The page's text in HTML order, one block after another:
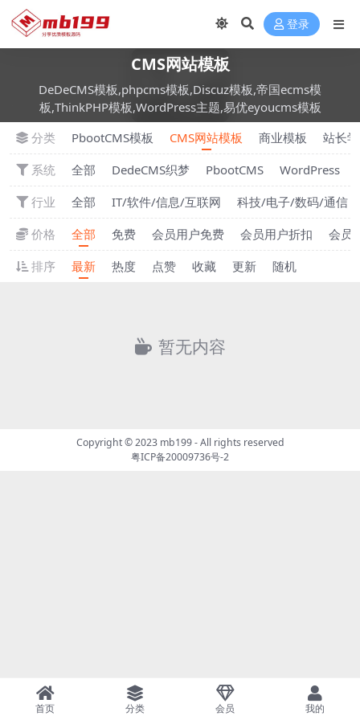
登录
CMS网站模板
DeDeCMS模板,phpcms模板,Discuz模板,帝国ecms模
板,ThinkPHP模板,WordPress主题,易优eyoucms模板
分类
PbootCMS模板 CMS网站模板 商业模板
站长
系统
全部 DedeCMS织梦 PbootCMS WordPress
行业
全部 IT/软件/信息/互联网
科技/电子/数码/通信
价格
全部 免费 会员用户免费 会员用户折扣
会员
排序
最新 热度 点赞 收藏 更新 随机
暂无内容
Copyright © 2023 mb199- All rights reserved
粤ICP备20009736号-2
首页 分类 会员 我的